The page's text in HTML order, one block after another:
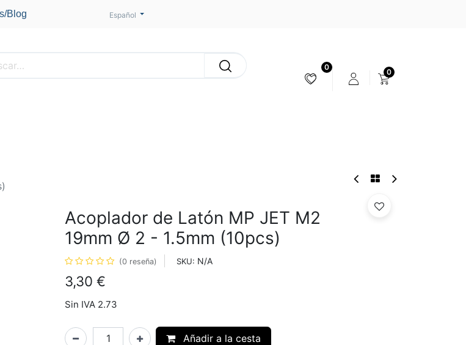
Blog Español
0
0
Acoplador de Latón MP JET M2
19mm Ø 2 - 1.5mm (10pcs)
(0 reseña) SKU: N/A
3,30 €
Sin IVA 2.73
Añadir a la cesta